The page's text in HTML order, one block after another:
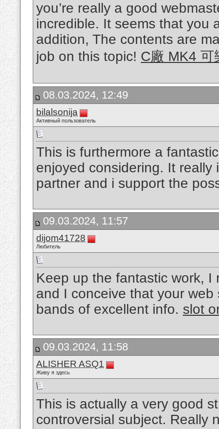
you’re really a good
incredible. It seems that you
addition, The contents are
job on this topic! C廠 MK4
08.03.2024, 12:49
bilalsonija
Активный пользователь
This is furthermore a
enjoyed considering. It
partner and i support the
09.03.2024, 11:57
dijom41728
Любитель
Keep up the fantastic work,
and I conceive that your
bands of excellent info. slot
09.03.2024, 11:58
ALISHER ASQ1
Живу я здесь
This is actually a very good
controversial subject. Really